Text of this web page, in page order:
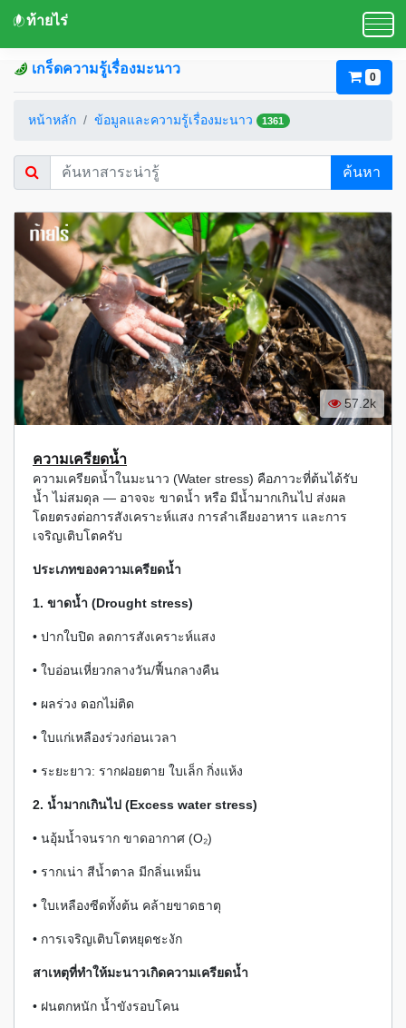
ท้ายไร่
เกร็ดความรู้เรื่องมะนาว
0
หน้าหลัก ข้อมูลและความรู้เรื่องมะนาว 1361
ค้นหา
57.2k
ความเครียดน้ำ
ความเครียดน้ำในมะนาว (Water stress) คือภาวะที่ต้นได้รับ
น้ำ ไม่สมดุล — อาจจะ ขาดน้ำ หรือ มีน้ำมากเกินไป ส่งผล
โดยตรงต่อการสังเคราะห์แสง การลำเลียงอาหาร และการ
เจริญเติบโตครับ
ประเภทของความเครียดน้ำ
1. ขาดน้ำ (Drought stress)
• ปากใบปิด ลดการสังเคราะห์แสง
• ใบอ่อนเหี่ยวกลางวัน/ฟื้นกลางคืน
• ผลร่วง ดอกไม่ติด
• ใบแก่เหลืองร่วงก่อนเวลา
• ระยะยาว: รากฝอยตาย ใบเล็ก กิ่งแห้ง
2. น้ำมากเกินไป (Excess water stress)
• นอุ้มน้ำจนราก ขาดอากาศ (O₂)
• รากเน่า สีน้ำตาล มีกลิ่นเหม็น
• ใบเหลืองซีดทั้งต้น คล้ายขาดธาตุ
• การเจริญเติบโตหยุดชะงัก
สาเหตุที่ทำให้มะนาวเกิดความเครียดน้ำ
• ฝนตกหนัก น้ำขังรอบโคน